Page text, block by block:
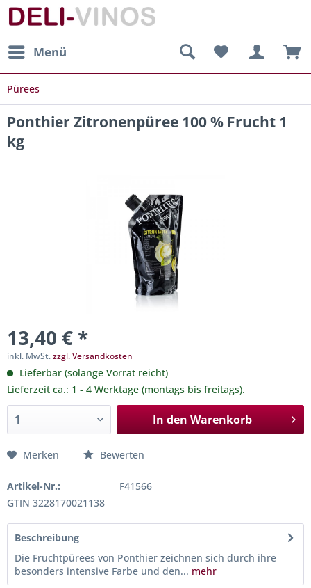
Menü
Pürees
Ponthier Zitronenpüree 100 % Frucht 1
kg
13,40 € *
inkl. MwSt.zzgl. Versandkosten
Lieferbar (solange Vorrat reicht)
Lieferzeit ca.: 1 - 4 Werktage (montags bis freitags).
In den Warenkorb
Merken Bewerten
Artikel-Nr.:
F41566
GTIN 3228170021138
Beschreibung
Die Fruchtpürees von Ponthier zeichnen sich durch ihre
besonders intensive Farbe und den... mehr